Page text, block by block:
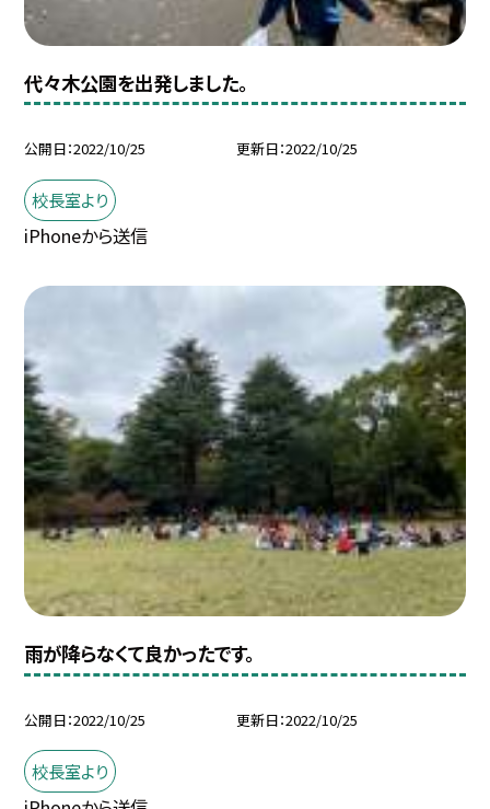
代々木公園を出発しました。
公開日 2022/10/25 更新日 2022/10/25
校長室より
iPhoneから送信
雨が降らなくて良かったです。
公開日 2022/10/25 更新日 2022/10/25
校長室より